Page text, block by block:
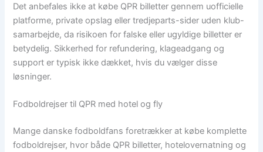
Det anbefales ikke at købe QPR billetter gennem uofficielle
platforme, private opslag eller tredjeparts-sider uden klub-
samarbejde, da risikoen for falske eller ugyldige billetter er
betydelig. Sikkerhed for refundering, klageadgang og
support er typisk ikke dækket, hvis du vælger disse
løsninger.
Fodboldrejser til QPR med hotel og fly
Mange danske fodboldfans foretrækker at købe komplette
fodboldrejser, hvor både QPR billetter, hotelovernatning og